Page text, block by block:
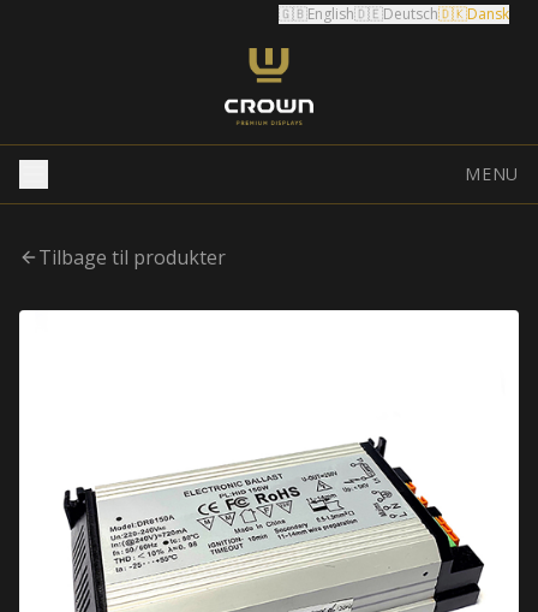
🇬🇧English🇩🇪Deutsch🇩🇰Dansk
MENU
Tilbage til produkter